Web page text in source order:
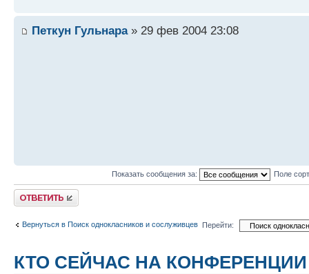
Петкун Гульнара» 29 фев 2004 23:08
Показать сообщения за: Поле
Ответить
Вернуться в Поиск однокласников и сослуживцев Перейти:
КТО СЕЙЧАС НА КОНФЕРЕНЦИИ